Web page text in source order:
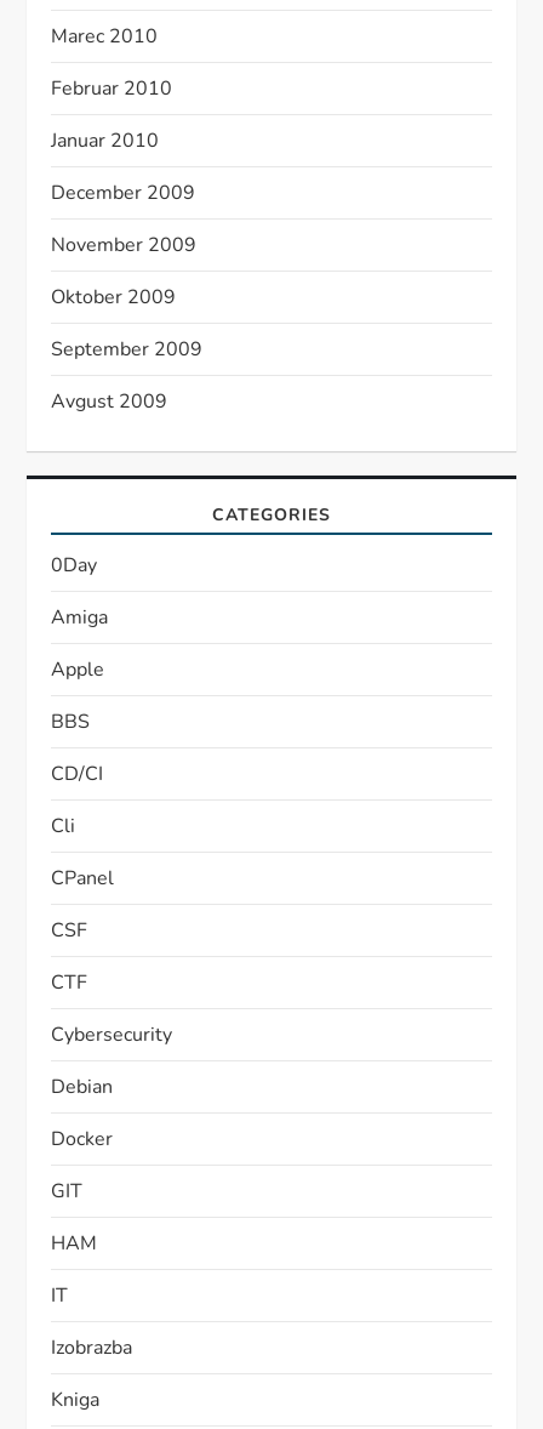
Marec 2010
Februar 2010
Januar 2010
December 2009
November 2009
Oktober 2009
September 2009
Avgust 2009
CATEGORIES
0Day
Amiga
Apple
BBS
CD/CI
Cli
CPanel
CSF
CTF
Cybersecurity
Debian
Docker
GIT
HAM
IT
Izobrazba
Kniga